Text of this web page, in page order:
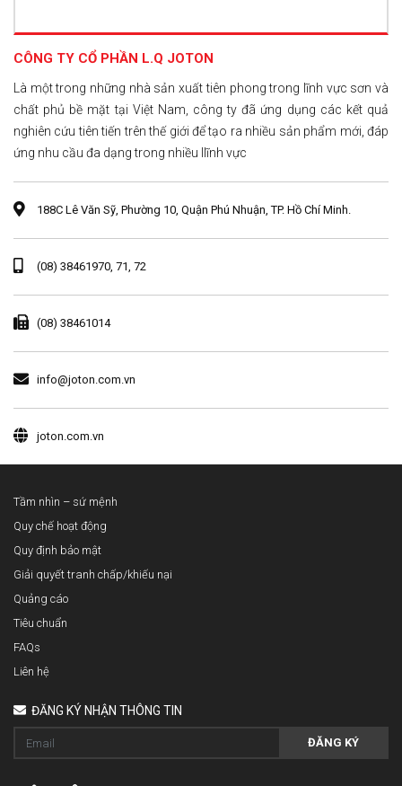
CÔNG TY CỔ PHẦN L.Q JOTON
Là một trong những nhà sản xuất tiên phong trong lĩnh vực sơn và
chất phủ bề mặt tại Việt Nam, công ty đã ứng dụng các kết quả
nghiên cứu tiên tiến trên thế giới để tạo ra nhiều sản phẩm mới, đáp
ứng nhu cầu đa dạng trong nhiều llĩnh vực
188C Lê Văn Sỹ, Phường 10, Quận Phú Nhuận, TP. Hồ Chí Minh.
(08) 38461970, 71, 72
(08) 38461014
info@joton.com.vn
joton.com.vn
Tầm nhìn – sứ mệnh
Quy chế hoạt động
Quy định bảo mật
Giải quyết tranh chấp/khiếu nại
Quảng cáo
Tiêu chuẩn
FAQs
Liên hệ
ĐĂNG KÝ NHẬN THÔNG TIN
ĐĂNG KÝ